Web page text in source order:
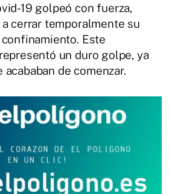
19 golpeó con fuerza,
cerrar temporalmente su
Este
un duro golpe, ya
de comenzar.